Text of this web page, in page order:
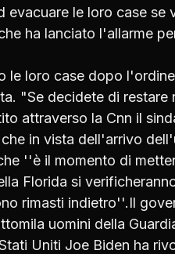
evacuare le loro case se
ha lanciato l'allarme
le loro case dopo
"Se decidete di restare
attraverso la Cnn il
in vista dell'arrivo
''è il momento di
Florida si
rimasti indietro''.Il
uomini della
Uniti Joe Biden ha